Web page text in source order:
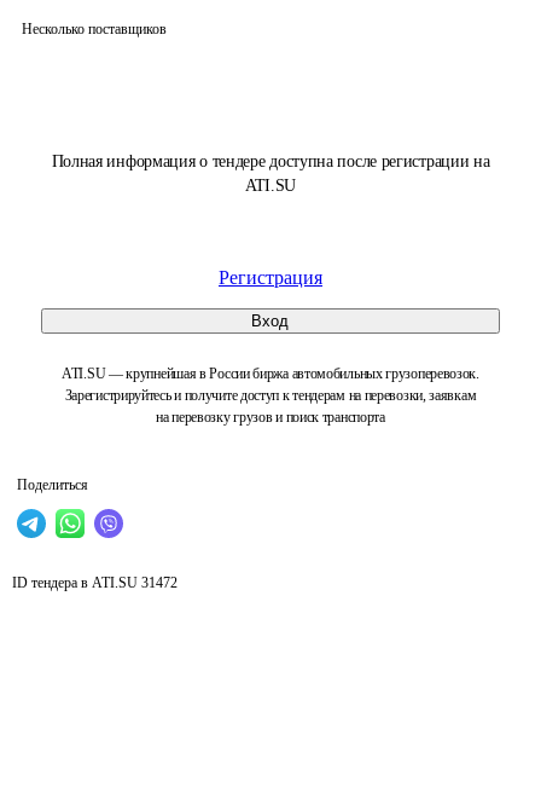
Полная информация о тендере доступна после регистрации на
ATI.SU
Регистрация
Вход
ATI.SU — крупнейшая в России биржа автомобильных грузоперевозок.
Зарегистрируйтесь и получите доступ к тендерам на перевозки, заявкам
на перевозку грузов и поиск транспорта
Поделиться
Несколько поставщиков
ID тендера в ATI.SU 31472